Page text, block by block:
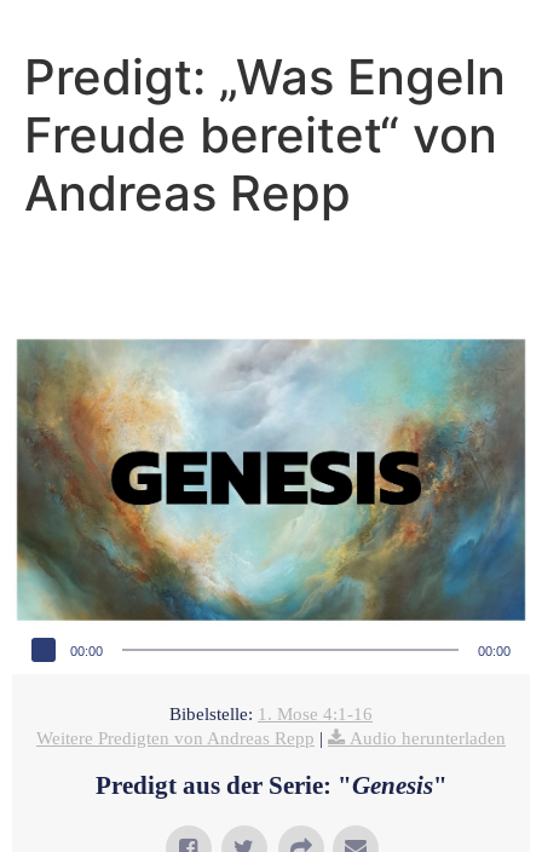
Predigt: „Was Engeln
Freude bereitet“ von
Andreas Repp
Audio-Player
00:00 00:00
Bibelstelle: 1. Mose 4:1-16
Weitere Predigten von Andreas Repp | Audio herunterladen
Predigt aus der Serie: "Genesis"